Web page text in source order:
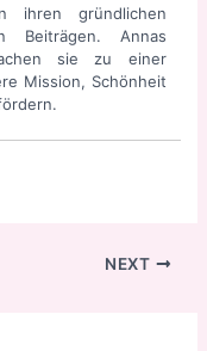
ihren gründlichen
Beiträgen. Annas
sie zu einer
Mission, Schönheit
NEXT